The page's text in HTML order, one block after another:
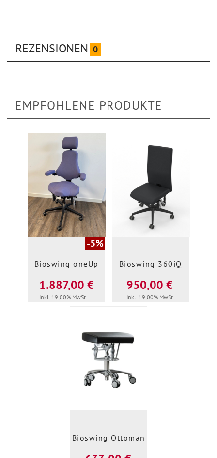
REZENSIONEN 0
EMPFOHLENE PRODUKTE
Bioswing oneUp
1.887,00 €
-5%
Inkl. 19,00% MwSt.
Bioswing 360iQ
950,00 €
Inkl. 19,00% MwSt.
Bioswing Ottoman